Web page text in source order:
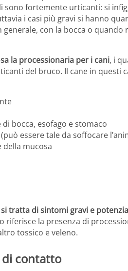
sono fortemente urticanti: si
i casi più gravi si hanno
generale, con la bocca o
la processionaria per i cani, i
del bruco. Il cane in questi
bocca, esofago e stomaco
essere tale da soffocare
della mucosa
si tratta di sintomi gravi e
riferisce la presenza di
tossico e veleno.
di contatto